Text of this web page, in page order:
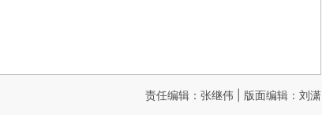
责任编辑：张继伟 | 版面编辑：刘潇